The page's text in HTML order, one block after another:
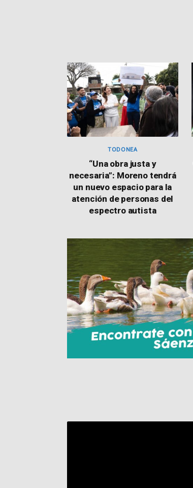
TODONEA
“Una obra justa y
necesaria”: Moreno tendrá
un nuevo espacio para la
atención de personas del
espectro autista